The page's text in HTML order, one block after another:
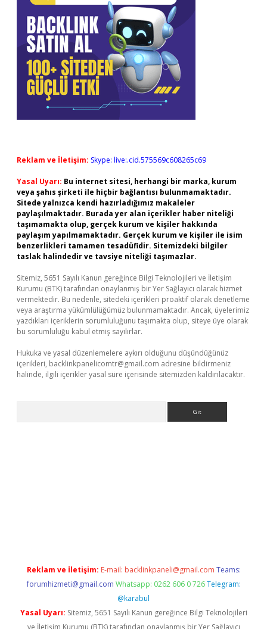
Reklam ve İletişim: Skype: live:.cid.575569c608265c69
Yasal Uyarı: Bu internet sitesi, herhangi bir marka, kurum
veya şahıs şirketi ile hiçbir bağlantısı bulunmamaktadır.
Sitede yalnızca kendi hazırladığımız makaleler
paylaşılmaktadır. Burada yer alan içerikler haber niteliği
taşımamakta olup, gerçek kurum ve kişiler hakkında
paylaşım yapılmamaktadır. Gerçek kurum ve kişiler ile isim
benzerlikleri tamamen tesadüfidir. Sitemizdeki bilgiler
taslak halindedir ve tavsiye niteliği taşımazlar.
Sitemiz, 5651 Sayılı Kanun gereğince Bilgi Teknolojileri ve İletişim
Kurumu (BTK) tarafından onaylanmış bir Yer Sağlayıcı olarak hizmet
vermektedir. Bu nedenle, sitedeki içerikleri proaktif olarak denetleme
veya araştırma yükümlülüğümüz bulunmamaktadır. Ancak, üyelerimiz
yazdıkları içeriklerin sorumluluğunu taşımakta olup, siteye üye olarak
bu sorumluluğu kabul etmiş sayılırlar.
Hukuka ve yasal düzenlemelere aykırı olduğunu düşündüğünüz
içerikleri, backlinkpanelicomtr@gmail.com adresine bildirmeniz
halinde, ilgili içerikler yasal süre içerisinde sitemizden kaldırılacaktır.
Reklam ve İletişim: E-mail: backlinkpaneli@gmail.com Teams:
forumhizmeti@gmail.com Whatsapp: 0262 606 0 726 Telegram:
@karabul
Yasal Uyarı: Sitemiz, 5651 Sayılı Kanun gereğince Bilgi Teknolojileri
ve İletişim Kurumu (BTK) tarafından onaylanmış bir Yer Sağlayıcı